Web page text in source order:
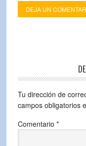
DEJA UN
Tu dirección de
campos obligatorios
Comentario *